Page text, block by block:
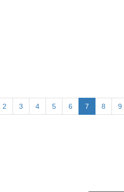
2 3 4 5 6 7 8 9